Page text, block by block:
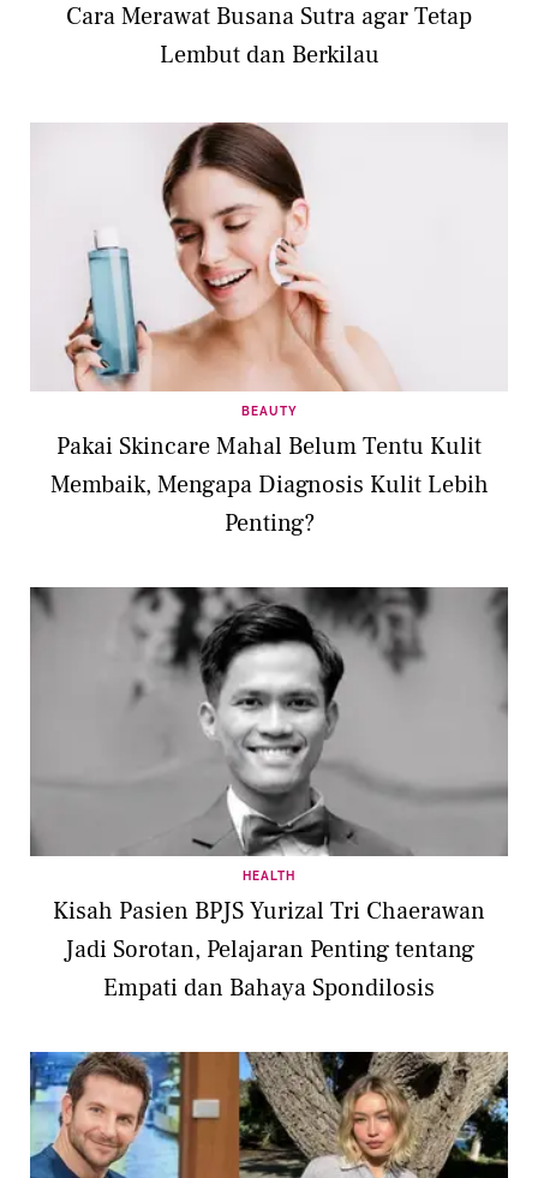
Cara Merawat Busana Sutra agar Tetap
Lembut dan Berkilau
BEAUTY
Pakai Skincare Mahal Belum Tentu Kulit
Membaik, Mengapa Diagnosis Kulit Lebih
Penting?
HEALTH
Kisah Pasien BPJS Yurizal Tri Chaerawan
Jadi Sorotan, Pelajaran Penting tentang
Empati dan Bahaya Spondilosis